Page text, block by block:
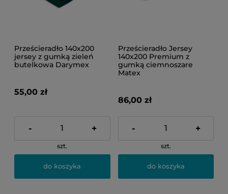
Prześcieradło 140x200
jersey z gumką zieleń
butelkowa Darymex
55,00 zł
- +
szt.
do koszyka
Prześcieradło Jersey
140x200 Premium z
gumką ciemnoszare
Matex
86,00 zł
- +
szt.
do koszyka